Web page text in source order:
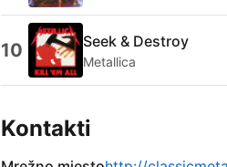
10 Seek & Destroy
Metallica
Kontakti